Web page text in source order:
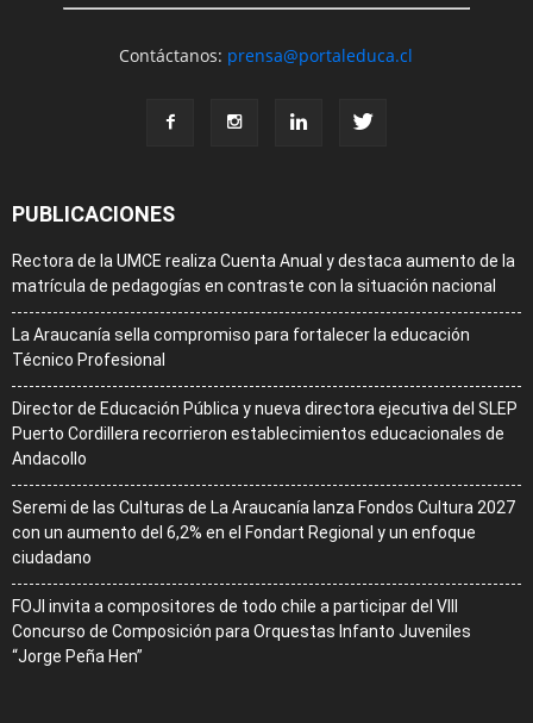
Contáctanos: prensa@portaleduca.cl
PUBLICACIONES
Rectora de la UMCE realiza Cuenta Anual y destaca aumento de la
matrícula de pedagogías en contraste con la situación nacional
La Araucanía sella compromiso para fortalecer la educación
Técnico Profesional
Director de Educación Pública y nueva directora ejecutiva del SLEP
Puerto Cordillera recorrieron establecimientos educacionales de
Andacollo
Seremi de las Culturas de La Araucanía lanza Fondos Cultura 2027
con un aumento del 6,2% en el Fondart Regional y un enfoque
ciudadano
FOJI invita a compositores de todo chile a participar del VIII
Concurso de Composición para Orquestas Infanto Juveniles
“Jorge Peña Hen”